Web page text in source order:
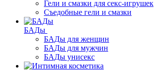
Гели и смазки для секс-игрушек
Съедобные гели и смазки
БАДы
БАДы для женщин
БАДы для мужчин
БАДы унисекс